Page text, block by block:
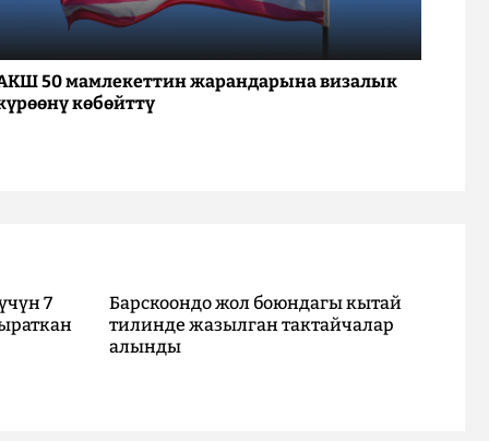
50 мамлекеттин жарандарына визалык
көбөйттү
7
Барскоондо жол боюндагы кытай
тилинде жазылган тактайчалар
алынды